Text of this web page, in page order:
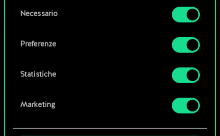
Tutti i dettagli su come utilizziamo i cookie e su
disponibili nel menu "Impostazioni" qui sotto.
delNecessario
Preferenze
Statistiche
Marketing